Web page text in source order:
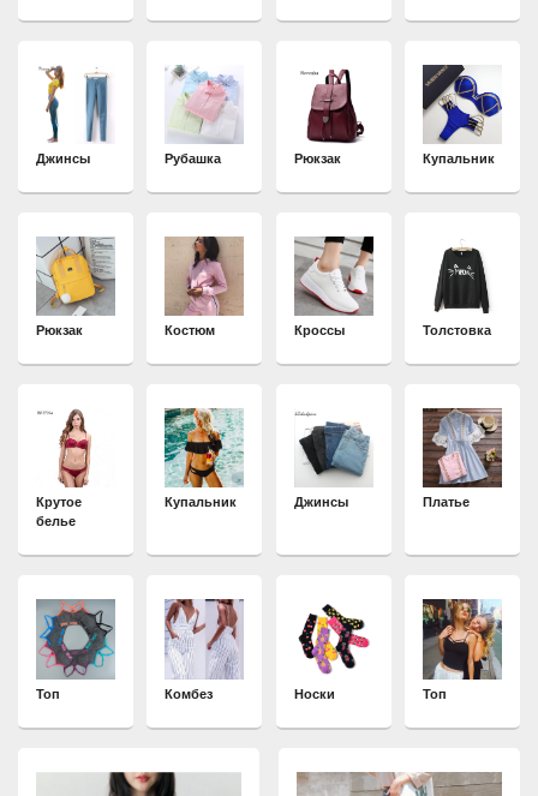
Джинсы Рубашка Рюкзак Купальник
Рюкзак Костюм Кроссы Толстовка
Крутое
белье
Купальник Джинсы Платье
Топ Комбез Носки Топ